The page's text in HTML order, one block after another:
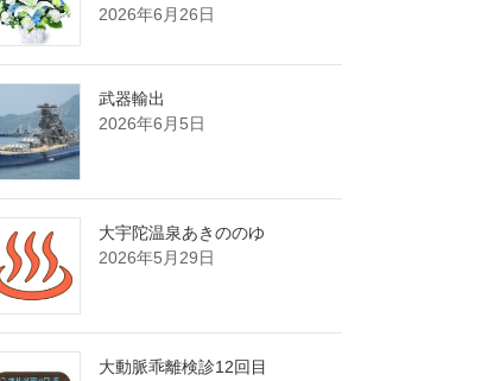
2026年6月26日
武器輸出
2026年6月5日
大宇陀温泉あきののゆ
2026年5月29日
大動脈乖離検診12回目